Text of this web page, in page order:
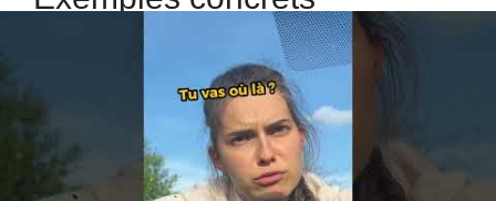
renforçant la nécessité d’une
conduite responsable
Plusieurs cas similaires montrent que pointer le
compteur à des vitesses excessives peut avoir des
conséquences fatales ou lourdes. Par exemple, un